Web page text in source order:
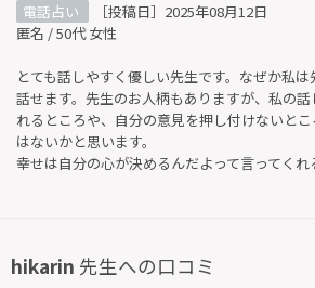
電話占い
［投稿日］2025年08月12日
匿名 / 50代 女性
とても話しやすく優しい先生です。なぜか私
話せます。先生のお人柄もありますが、私の
れるところや、自分の意見を押し付けないと
はないかと思います。
幸せは自分の心が決めるんだよって言ってくれ
hikarin 先生への口コミ